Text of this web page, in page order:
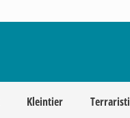
Kleintier